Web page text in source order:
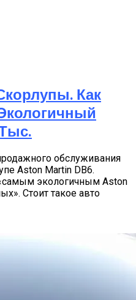
Как
Тыс.
обслуживания
Aston Martin DB6.
экологичным Aston
Стоит такое авто